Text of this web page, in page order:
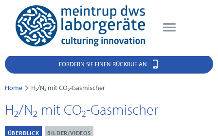
FORDERN SIE EINEN RÜCKRUF AN
Home H₂/N₂ mit CO₂-Gasmischer
H₂/N₂ mit CO₂-Gasmischer
ÜBERBLICK BILDER/VIDEOS